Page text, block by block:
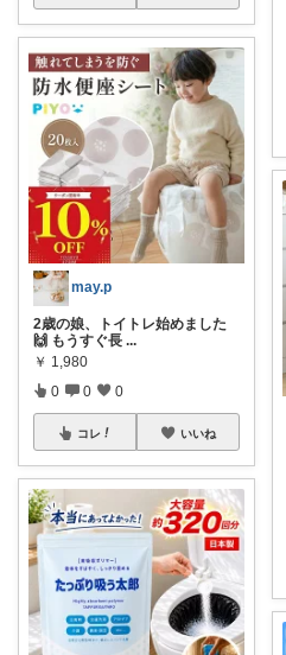
may.p
2歳の娘、トイトレ始めました
🙌 もうすぐ長 ...
￥ 1,980
0 0 0
コレ いいね